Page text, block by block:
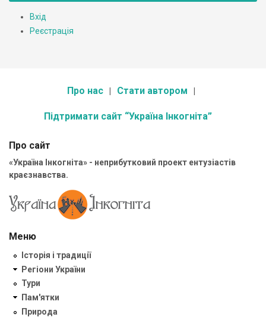
Вхід
Реєстрація
Про нас Стати автором
Підтримати сайт “Україна Інкогніта”
Про сайт
«Україна Інкогніта» - неприбутковий проект ентузіастів
краєзнавства.
Меню
Історія і традиції
Регіони України
Тури
Пам'ятки
Природа